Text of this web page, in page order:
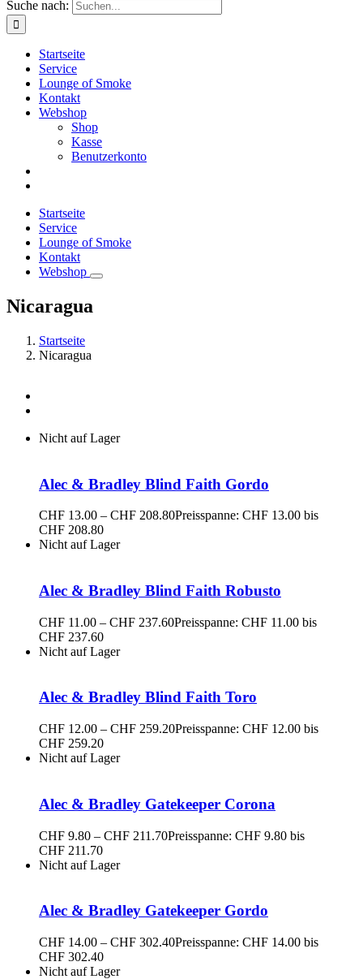
Suche nach:
Startseite
Service
Lounge of Smoke
Kontakt
Webshop
Shop
Kasse
Benutzerkonto
Startseite
Service
Lounge of Smoke
Kontakt
Webshop
Nicaragua
Startseite
Nicaragua
Nicht auf Lager
Alec & Bradley Blind Faith Gordo
CHF 13.00 – CHF 208.80Preisspanne: CHF 13.00 bis
CHF 208.80
Nicht auf Lager
Alec & Bradley Blind Faith Robusto
CHF 11.00 – CHF 237.60Preisspanne: CHF 11.00 bis
CHF 237.60
Nicht auf Lager
Alec & Bradley Blind Faith Toro
CHF 12.00 – CHF 259.20Preisspanne: CHF 12.00 bis
CHF 259.20
Nicht auf Lager
Alec & Bradley Gatekeeper Corona
CHF 9.80 – CHF 211.70Preisspanne: CHF 9.80 bis
CHF 211.70
Nicht auf Lager
Alec & Bradley Gatekeeper Gordo
CHF 14.00 – CHF 302.40Preisspanne: CHF 14.00 bis
CHF 302.40
Nicht auf Lager